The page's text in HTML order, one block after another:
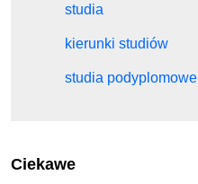
studia
kierunki studiów
studia podyplomowe
Ciekawe